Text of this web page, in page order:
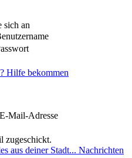
sich an
Hilfe bekommen
Mail-Adresse
zugeschickt.
Nachrichten